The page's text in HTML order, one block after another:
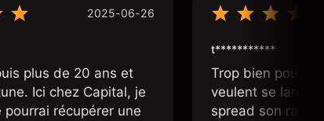
2025-06-26
plus de 20 ans et
Ici chez Capital, je
pourrai récupérer une
t***********
Trop bien pour
veulent se
spread son